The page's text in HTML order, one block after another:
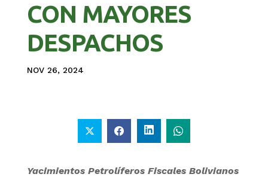
CON MAYORES
DESPACHOS
NOV 26, 2024
Yacimientos Petrolíferos Fiscales Bolivianos